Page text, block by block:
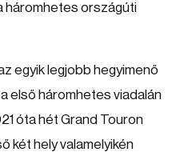
háromhetes országúti
egyik legjobb hegyimenő
első háromhetes viadalán
óta hét Grand Touron
két hely valamelyikén